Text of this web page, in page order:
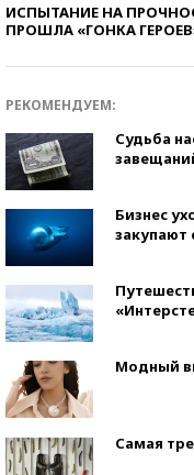
ИСПЫТАНИЕ НА
ПРОШЛА «ГОНКА
РЕКОМЕНДУЕМ:
Судьба
Бизнес
закупают
Модный
Самая